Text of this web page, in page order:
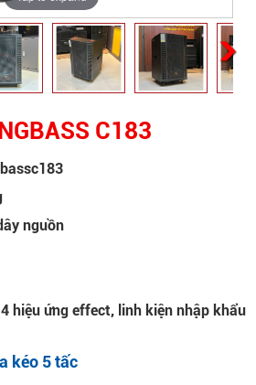
C183
nguồn
hiệu ứng effect, linh kiện nhập khẩu
kéo 5 tấc